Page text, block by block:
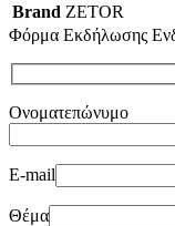
Brand ZETOR
Φόρμα Εκδήλωσης
Ονοματεπώνυμο
E-mail
Θέμα